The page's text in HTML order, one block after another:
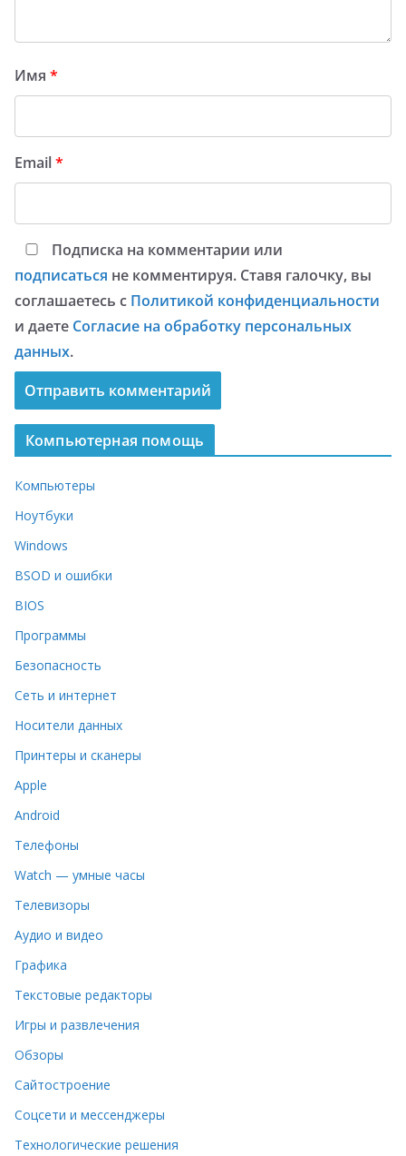
Имя *
Email*
Подписка на комментарии или
подписаться не комментируя. Ставя галочку, вы
соглашаетесь с Политикой конфиденциальности
и даете Согласие на обработку персональных
данных.
Компьютерная помощь
Компьютеры
Ноутбуки
Windows
BSOD и ошибки
BIOS
Программы
Безопасность
Сеть и интернет
Носители данных
Принтеры и сканеры
Apple
Android
Телефоны
Watch — умные часы
Телевизоры
Аудио и видео
Графика
Текстовые редакторы
Игры и развлечения
Обзоры
Сайтостроение
Соцсети и мессенджеры
Технологические решения